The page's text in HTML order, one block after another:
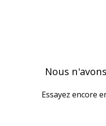
Nous
Essayez encore